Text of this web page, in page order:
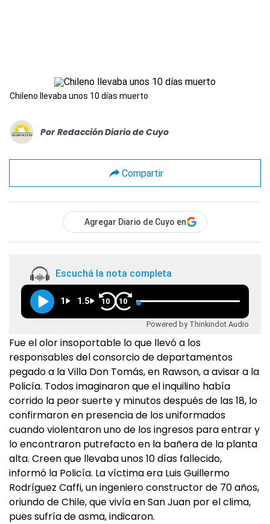
Chileno llevaba unos 10 días muerto
Por Redacción Diario de Cuyo
Compartir
Agregar Diario de Cuyo en
Escuchá la nota completa
1 1.5 10 10
Powered by Thinkindot Audio
Fue el olor insoportable lo que llevó a los
responsables del consorcio de departamentos
pegado a la Villa Don Tomás, en Rawson, a avisar a la
Policía. Todos imaginaron que el inquilino había
corrido la peor suerte y minutos después de las 18, lo
confirmaron en presencia de los uniformados
cuando violentaron uno de los ingresos para entrar y
lo encontraron putrefacto en la bañera de la planta
alta. Creen que llevaba unos 10 días fallecido,
informó la Policía. La víctima era Luis Guillermo
Rodríguez Caffi, un ingeniero constructor de 70 años,
oriundo de Chile, que vivía en San Juan por el clima,
pues sufría de asma, indicaron.